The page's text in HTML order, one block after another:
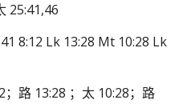
25:41,46
8:12 Lk 13:28 Mt 10:28 Lk
路 13:28 ；太 10:28；路